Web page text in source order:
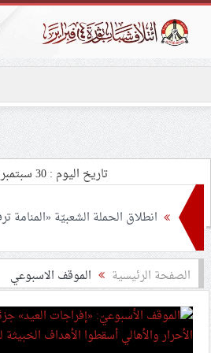
تاريخ اليوم : 30 سبتمبر 2025
انطلاق الحملة الشعبيّة «المنامة
ذكرى الشهيد الحاج جعفر لطف
شعب البحرين يواصل إحياء الذكرى
الصفحة الرئيسية الموقف الاسبوعي